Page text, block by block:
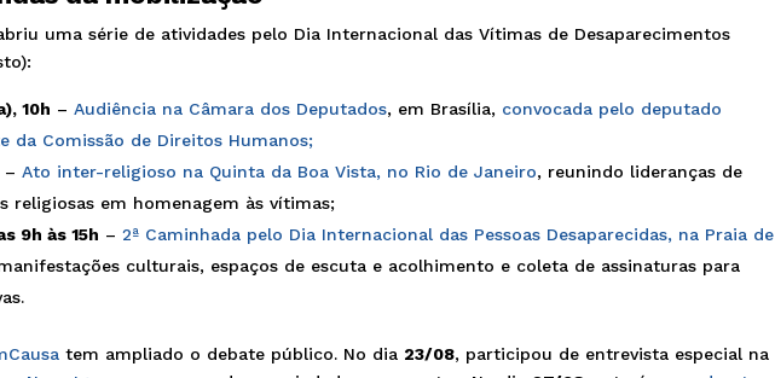
uma série de atividades pelo Dia Internacional das Vítimas de Desaparecimentos
10h – Audiência na Câmara dos Deputados, em Brasília, convocada pelo deputado
da Comissão de Direitos Humanos;
–Ato inter-religioso na Quinta da Boa Vista, no Rio de Janeiro, reunindo lideranças de
religiosas em homenagem às vítimas;
9h às 15h –2ª Caminhada pelo Dia Internacional das Pessoas Desaparecidas, na Praia de
culturais, espaços de escuta e acolhimento e coleta de assinaturas para
tem ampliado o debate público. No dia 23/08, participou de entrevista especial na